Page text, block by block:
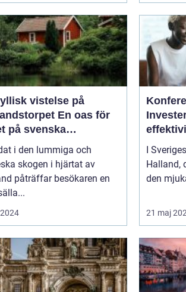
vistelse på
En oas för
på svenska
i den lummiga och
skogen i hjärtat av
påträffar besökaren en
I
Halland,
den
21 maj